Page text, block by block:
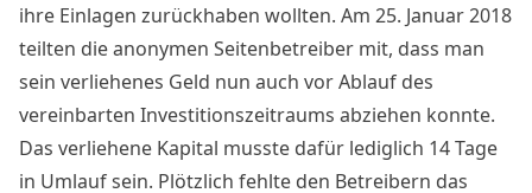
ihre Einlagen zurückhaben wollten. Am 25. Januar 2018
teilten die anonymen Seitenbetreiber mit, dass man
sein verliehenes Geld nun auch vor Ablauf des
vereinbarten Investitionszeitraums abziehen konnte.
Das verliehene Kapital musste dafür lediglich 14 Tage
in Umlauf sein. Plötzlich fehlte den Betreibern das